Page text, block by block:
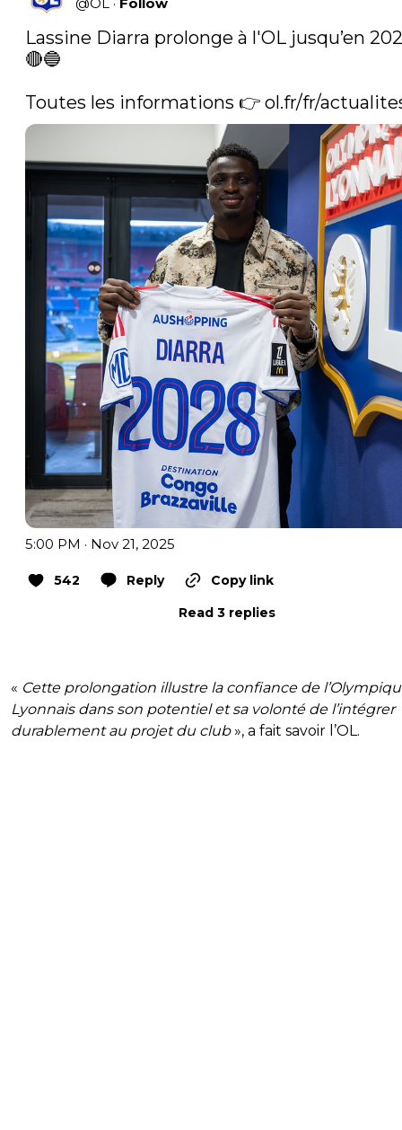
Lassine Diarra prolonge à l'OL jusqu’en
🔴🔵
Toutes les informations 👉 ol.fr/fr/
5:00 PM · Nov 21, 2025
542 Reply
Copy link
Read 3 replies
« Cette prolongation illustre la confiance de
Lyonnais dans son potentiel et sa volonté de l’intégrer
durablement au projet du club», a fait savoir l’OL.